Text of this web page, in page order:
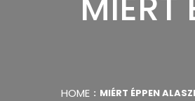
HOME MIÉRT ÉPPEN